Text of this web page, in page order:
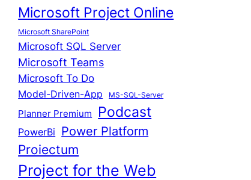
Microsoft Project Online
Microsoft SharePoint
Microsoft SQL Server
Microsoft Teams
Microsoft To Do
Model-Driven-App MS-SQL-Server
Planner Premium Podcast
PowerBi Power Platform
Proiectum
Project for the Web